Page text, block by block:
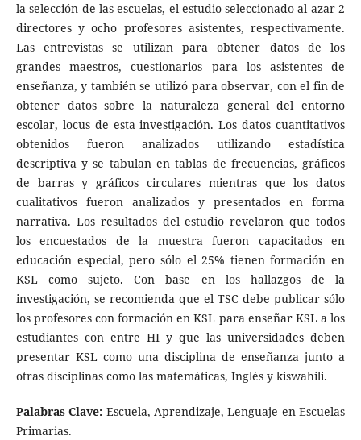
la selección de las escuelas, el estudio seleccionado al azar 2
directores y ocho profesores asistentes, respectivamente.
Las entrevistas se utilizan para obtener datos de los
grandes maestros, cuestionarios para los asistentes de
enseñanza, y también se utilizó para observar, con el fin de
obtener datos sobre la naturaleza general del entorno
escolar, locus de esta investigación. Los datos cuantitativos
obtenidos fueron analizados utilizando estadística
descriptiva y se tabulan en tablas de frecuencias, gráficos
de barras y gráficos circulares mientras que los datos
cualitativos fueron analizados y presentados en forma
narrativa. Los resultados del estudio revelaron que todos
los encuestados de la muestra fueron capacitados en
educación especial, pero sólo el 25% tienen formación en
KSL como sujeto. Con base en los hallazgos de la
investigación, se recomienda que el TSC debe publicar sólo
los profesores con formación en KSL para enseñar KSL a los
estudiantes con entre HI y que las universidades deben
presentar KSL como una disciplina de enseñanza junto a
otras disciplinas como las matemáticas, Inglés y kiswahili.
Palabras Clave: Escuela, Aprendizaje, Lenguaje en Escuelas
Primarias.